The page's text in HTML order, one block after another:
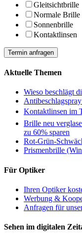
Gleitsichtbrille
Normale Brille
Sonnenbrille
Kontaktlinsen
Termin anfragen
Aktuelle Themen
Wieso beschlägt
Kontaktlinsen im
Brille neu
zu 60% sparen
Rot-Grün-
Prismenbrille
Für Optiker
Ihren Optiker
Werbung &
Anfragen für
Sehen im digitalen